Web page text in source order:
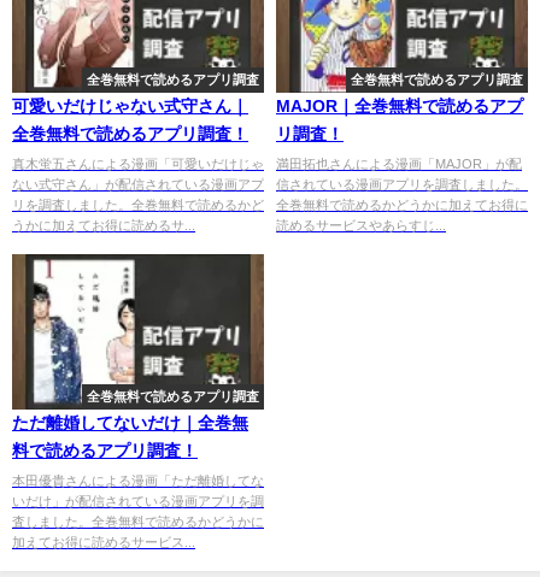
全巻無料で読めるアプリ調査
可愛いだけじゃない式守さん｜
全巻無料で読めるアプリ調査！
真木蛍五さんによる漫画「可愛いだけじゃ
ない式守さん」が配信されている漫画アプ
リを調査しました。全巻無料で読めるかど
うかに加えてお得に読めるサ...
全巻無料で読めるアプリ調査
MAJOR｜全巻無料で読めるアプ
リ調査！
満田拓也さんによる漫画「MAJOR」が配
信されている漫画アプリを調査しました。
全巻無料で読めるかどうかに加えてお得に
読めるサービスやあらすじ...
全巻無料で読めるアプリ調査
ただ離婚してないだけ｜全巻無
料で読めるアプリ調査！
本田優貴さんによる漫画「ただ離婚してな
いだけ」が配信されている漫画アプリを調
査しました。全巻無料で読めるかどうかに
加えてお得に読めるサービス...